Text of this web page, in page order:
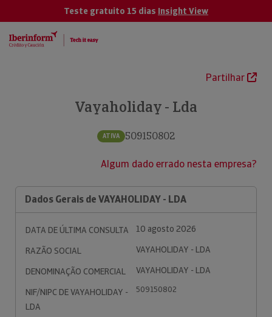
Teste gratuito 15 dias Insight View
Partilhar
Vayaholiday - Lda
ATIVA 509150802
Algum dado errado nesta empresa?
Dados Gerais de VAYAHOLIDAY - LDA
DATA DE ÚLTIMA CONSULTA
10 agosto 2026
RAZÃO SOCIAL
VAYAHOLIDAY - LDA
DENOMINAÇÃO COMERCIAL
VAYAHOLIDAY - LDA
NIF/NIPC DE VAYAHOLIDAY -
LDA
509150802